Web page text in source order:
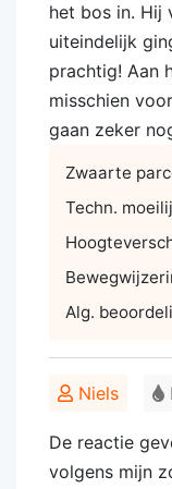
het bos in. Hij
uiteindelijk
prachtig! Aan
misschien
gaan zeker
Zwaarte
Techn.
Alg.
Niels
De reactie
volgens mijn